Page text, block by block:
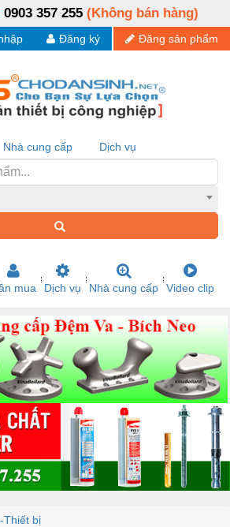
0903 357 255 (Không bán hàng)
Đăng sản phẩm
Đăng ký
Nhà cung cấp Dịch vụ
mua Dịch vụ Nhà cung cấp Video clip
Thiết bị